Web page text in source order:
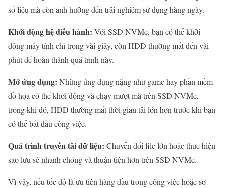
số liệu mà còn ảnh hưởng đến trải nghiệm sử dụng hàng ngày.
Khởi động hệ điều hành: Với SSD NVMe, bạn có thể khởi
động máy tính chỉ trong vài giây, còn HDD thường mất đến vài
phút để hoàn thành quá trình này.
Mở ứng dụng: Những ứng dụng nặng như game hay phần mềm
đồ họa có thể khởi động và chạy mượt mà trên SSD NVMe,
trong khi đó, HDD thường mất thời gian tải lớn hơn trước khi bạn
có thể bắt đầu công việc.
Quá trình truyền tải dữ liệu: Chuyển đổi file lớn hoặc thực hiện
sao lưu sẽ nhanh chóng và thuận tiện hơn trên SSD NVMe.
Vì vậy, nếu tốc độ là ưu tiên hàng đầu trong công việc hoặc sở